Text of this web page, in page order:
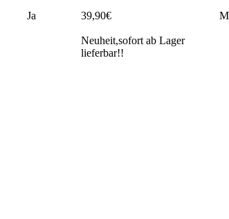
Ja 39,90€
Neuheit,sofort ab Lager
lieferbar!!